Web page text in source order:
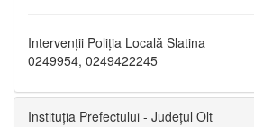
Intervenții Poliția Locală Slatina
0249954, 0249422245
Instituția Prefectului - Județul Olt